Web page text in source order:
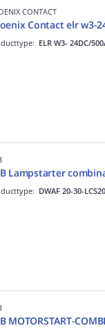
CONTACT
Contact elr w3-
ELR W3- 24DC/
Lampstarter
DWAF 20-30-
MOTORSTART-